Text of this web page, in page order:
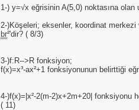
1-) y=√x eğrisinin A(5,0) noktasına olan
2-)Köşeleri; eksenler, koordinat
br²'dir? ( 8/3)
3-)f:R-->R fonksiyon;
f(x)=x³-ax²+1 fonksiyonunun belirttiği
4-)f(x)=|x²-2(m-2)x+2m+20| fonksiyonu
( 11)